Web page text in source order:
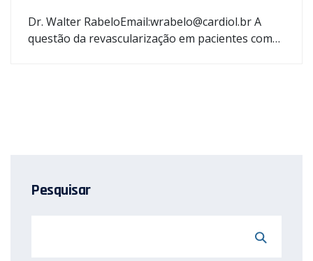
Dr. Walter RabeloEmail:wrabelo@cardiol.br A
questão da revascularização em pacientes com…
Pesquisar